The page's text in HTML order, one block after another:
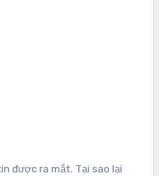
được ra mắt. Tại sao lại